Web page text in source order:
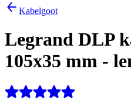
Kabelgoot
Legrand DLP
105x35 mm -